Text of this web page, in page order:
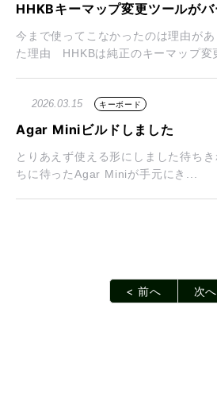
HHKBキーマップ変更ツールが
今まで使ってこなかったのは理由が
た理由 HHKBは純正のキーマップ変
2026.03.15 キーボード
Agar Miniビルドしました
とりあえず使える形にしました待ち
ちに待ったAgar Miniが手元にき...
< 前へ 次